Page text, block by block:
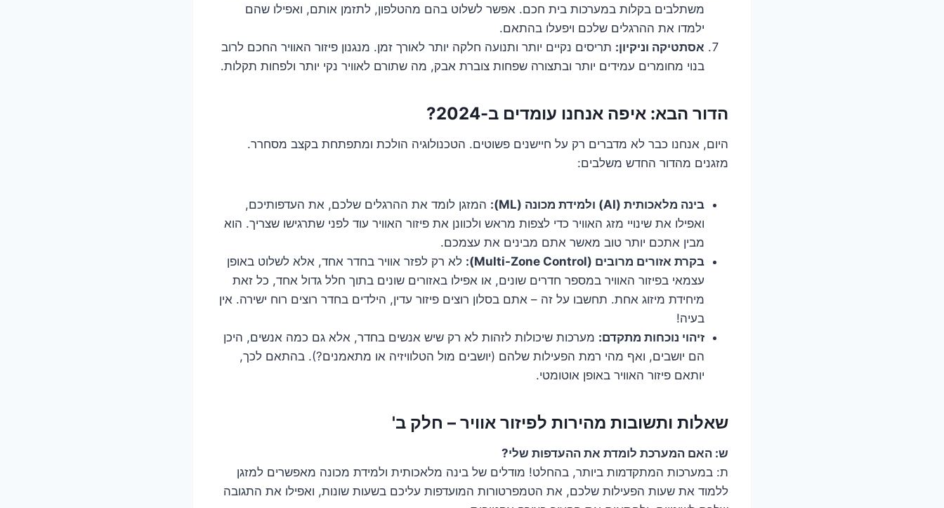
משתלבים בקלות במערכות בית חכם. אפשר לשלוט בהם מהטלפון, לתזמן אותם, ואפילו שהם
ילמדו את ההרגלים שלכם ויפעלו בהתאם.
אסתטיקה וניקיון: תריסים נקיים יותר ותנועה חלקה יותר לאורך זמן. מנגנון פיזור האוויר החכם לרוב
בנוי מחומרים עמידים יותר ובתצורה שפחות צוברת אבק, מה שתורם לאוויר נקי יותר ולפחות תקלות.
הדור הבא: איפה אנחנו עומדים ב-2024?
היום, אנחנו כבר לא מדברים רק על חיישנים פשוטים. הטכנולוגיה הולכת ומתפתחת בקצב מסחרר.
מזגנים מהדור החדש משלבים:
בינה מלאכותית (AI) ולמידת מכונה (ML):
המזגן לומד את ההרגלים שלכם, את העדפותיכם,
ואפילו את שינויי מזג האוויר כדי לצפות מראש ולכוונן את פיזור האוויר עוד לפני שתרגישו שצריך. הוא
מבין אתכם יותר טוב מאשר אתם מבינים את עצמכם.
בקרת אזורים מרובים (Multi-Zone Control):
לא רק לפזר אוויר בחדר אחד, אלא לשלוט באופן
עצמאי בפיזור האוויר במספר חדרים שונים, או אפילו באזורים שונים בתוך חלל גדול אחד, כל זאת
מיחידת מיזוג אחת. תחשבו על זה – אתם בסלון רוצים פיזור עדין, הילדים בחדר רוצים רוח ישירה. אין
בעיה!
זיהוי נוכחות מתקדם: מערכות שיכולות לזהות לא רק שיש אנשים בחדר, אלא גם כמה אנשים, היכן
הם יושבים, ואף מהי רמת הפעילות שלהם (יושבים מול הטלוויזיה או מתאמנים?). בהתאם לכך,
יותאם פיזור האוויר באופן אוטומטי.
שאלות ותשובות מהירות לפיזור אוויר – חלק ב'
ש: האם המערכת לומדת את ההעדפות שלי?
ת: במערכות המתקדמות ביותר, בהחלט! מודלים של בינה מלאכותית ולמידת מכונה מאפשרים למזגן
ללמוד את שעות הפעילות שלכם, את הטמפרטורות המועדפות עליכם בשעות שונות, ואפילו את התגובה